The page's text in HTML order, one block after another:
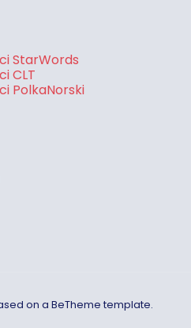
StarWords
CLT
PolkaNorski
on a BeTheme template.